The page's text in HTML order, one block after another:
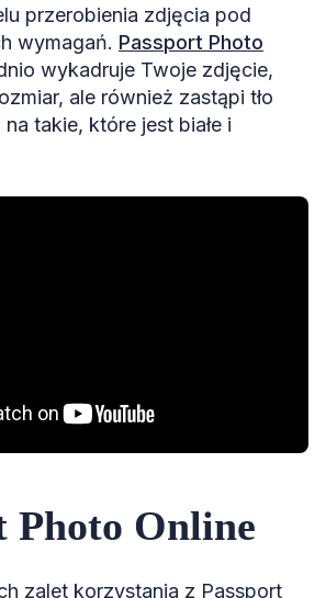
przerobienia zdjęcia pod
wymagań. Passport Photo
wykadruje Twoje zdjęcie,
ale również zastąpi tło
takie, które jest białe i
Photo Online
zalet korzystania z Passport